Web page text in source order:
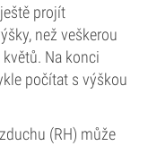
projít
než veškerou
Na konci
počítat s výškou
(RH) může